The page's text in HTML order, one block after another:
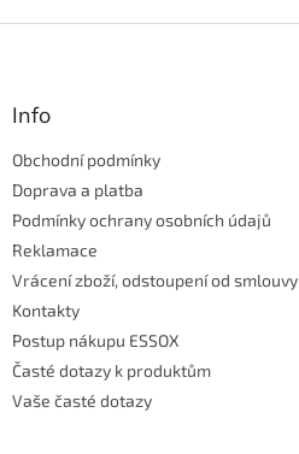
Z
Info
Obchodní podmínky
Doprava a platba
Podmínky ochrany osobních údajů
Reklamace
Vrácení zboží, odstoupení od smlouvy
Kontakty
Postup nákupu ESSOX
Časté dotazy k produktům
Vaše časté dotazy